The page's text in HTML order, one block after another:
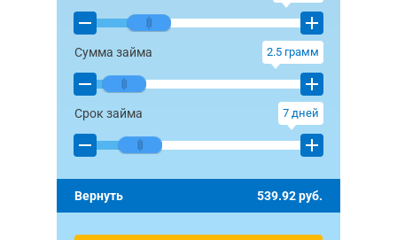
Сумма займа 2.5 грамм
Срок займа 7 дней
Вернуть 539.92руб.